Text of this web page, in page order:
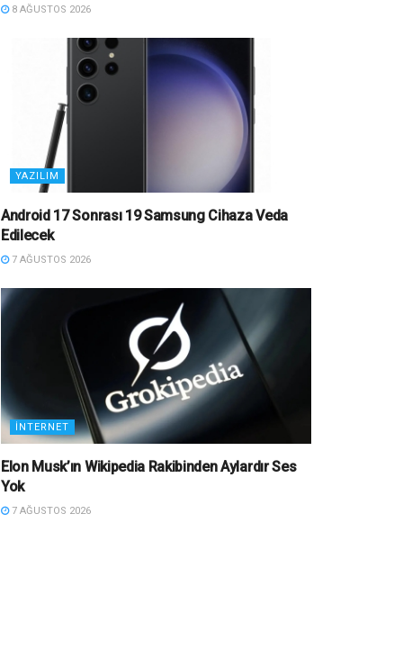
8 AĞUSTOS 2026
YAZILIM
Android 17 Sonrası 19 Samsung Cihaza Veda
Edilecek
7 AĞUSTOS 2026
İNTERNET
Elon Musk’ın Wikipedia Rakibinden Aylardır Ses
Yok
7 AĞUSTOS 2026